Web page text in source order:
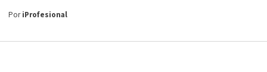
PoriProfesional